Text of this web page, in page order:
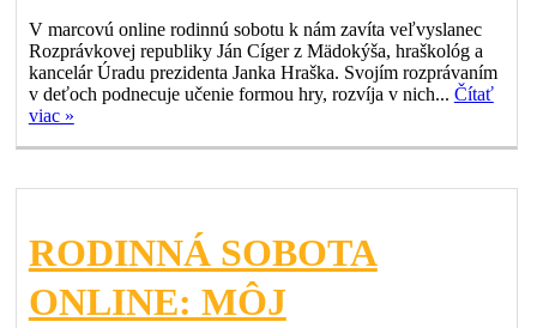
V marcovú online rodinnú sobotu k nám zavíta veľvyslanec
Rozprávkovej republiky Ján Cíger z Mädokýša, hraškológ a
kancelár Úradu prezidenta Janka Hraška. Svojím rozprávaním
v deťoch podnecuje učenie formou hry, rozvíja v nich... Čítať
viac »
RODINNÁ SOBOTA
ONLINE: MÔJ